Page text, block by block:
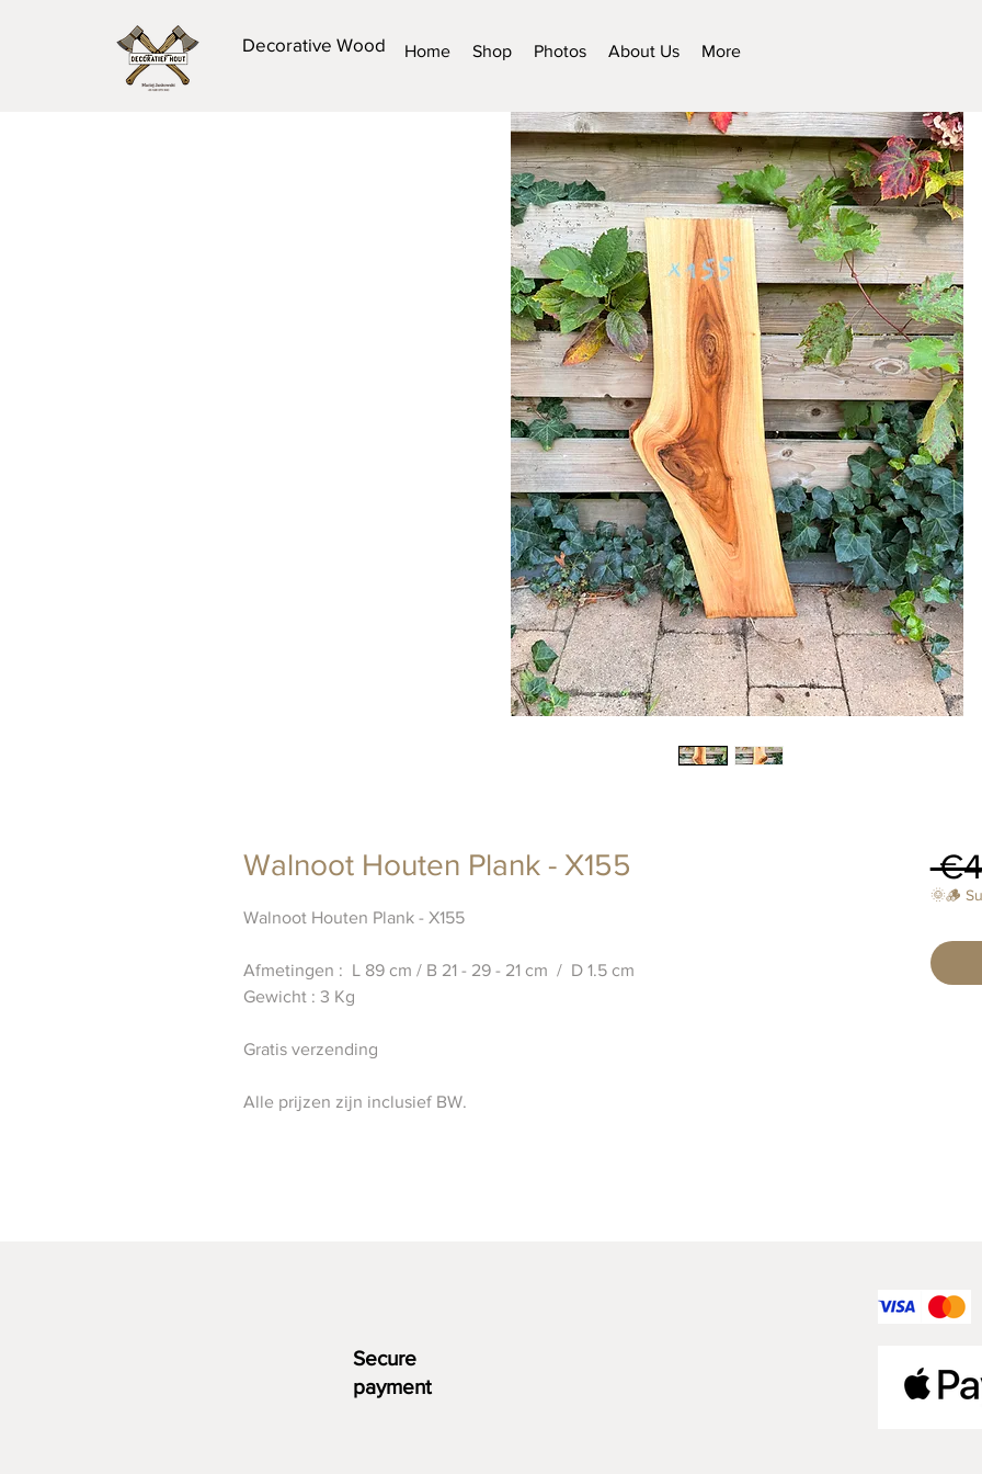
Decorative Wood Home Shop Photos About Us More
Walnoot Houten Plank - X155
Walnoot Houten Plank - X155
Afmetingen : L 89 cm / B 21 - 29 - 21 cm / D 1.5 cm
Gewicht : 3 Kg
Gratis verzending
Alle prijzen zijn inclusief BW.
🌞🪵
Secure
payment